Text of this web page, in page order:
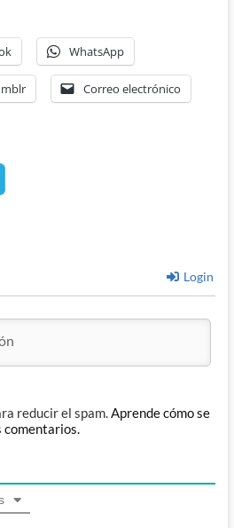
WhatsApp
Correo electrónico
Login
reducir el spam.Aprende cómo se
comentarios.